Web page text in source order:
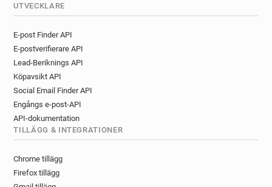
UTVECKLARE
E-post Finder API
E-postverifierare API
Lead-Beriknings API
Köpavsikt API
Social Email Finder API
Engångs e-post-API
API-dokumentation
TILLÄGG & INTEGRATIONER
Chrome tillägg
Firefox tillägg